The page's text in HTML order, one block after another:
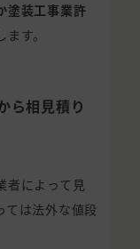
塗装工事業許
す。
ら相見積り
者によって見
ては法外な値段